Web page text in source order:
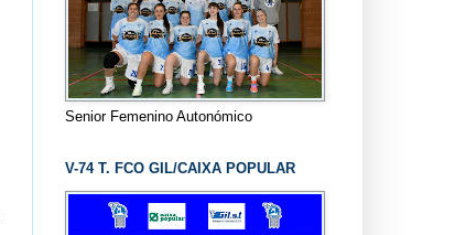
Senior Femenino Autonómico
V-74 T. FCO GIL/CAIXA POPULAR